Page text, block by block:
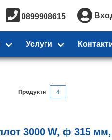
0899908615
Услуги
Продукти 4
3000 W, ф 315 мм,